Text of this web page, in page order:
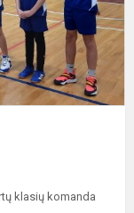
klasių komanda